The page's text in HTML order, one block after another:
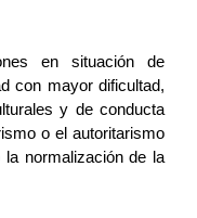
en situación de
con mayor dificultad,
y de conducta
o el autoritarismo
normalización de la